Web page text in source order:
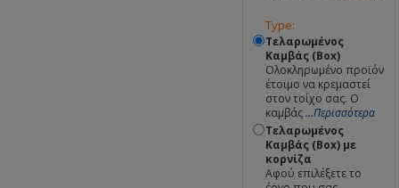
Type:
Τελαρωμένος
Καμβάς (Box)
Ολοκληρωμένο προϊόν
έτοιμο να κρεμαστεί
στον τοίχο σας. Ο
καμβάς...Περισσότερα
Τελαρωμένος
Καμβάς (Box) με
κορνίζα
Αφού επιλέξετε το